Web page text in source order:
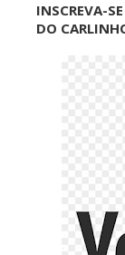
INSCREVA-
DO